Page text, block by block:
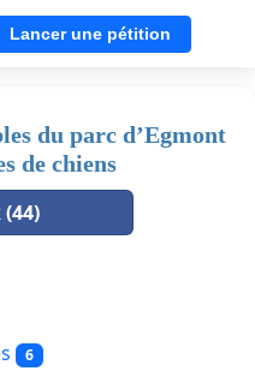
Lancer une pétition
du parc d’Egmont
de chiens
6